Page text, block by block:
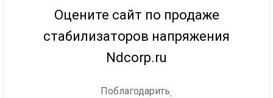
Оцените сайт по продаже
стабилизаторов напряжения
Ndcorp.ru
Поблагодарить